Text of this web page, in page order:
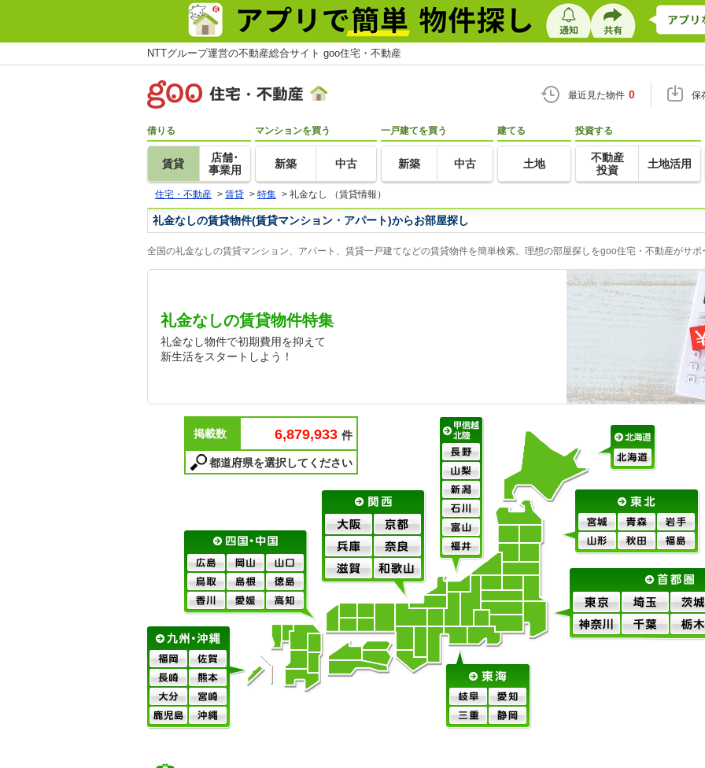
NTTグループ運営の不動産総合サイト goo住宅・不動産
最近見た物件 0 保
借りる
賃貸
店舗･
事業用
マンションを買う
新築 中古
一戸建てを買う
新築 中古
建てる
土地
投資する
不動産
投資
土地活用
住宅・不動産 > 賃貸 > 特集 > 礼金なし （賃貸情報）
礼金なしの賃貸物件(賃貸マンション・アパート)からお部屋探し
全国の礼金なしの賃貸マンション、アパート、賃貸一戸建てなどの賃貸物件を簡単検索。理想の部屋探しをgoo住宅・不動産がサポ
礼金なしの賃貸物件特集
礼金なし物件で初期費用を抑えて
新生活をスタートしよう！
掲載数 6,879,933 件
都道府県を選択してください